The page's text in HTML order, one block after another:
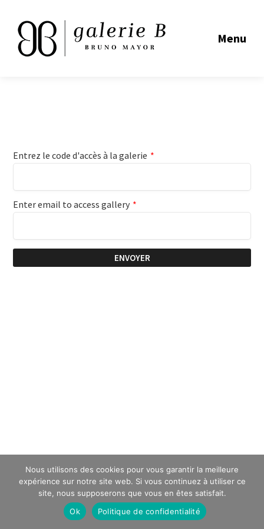
Menu
Entrez le code d'accès à la galerie *
Enter email to access gallery *
ENVOYER
Nous utilisons des cookies pour vous garantir la meilleure
expérience sur notre site web. Si vous continuez à utiliser ce
site, nous supposerons que vous en êtes satisfait.
Ok
Politique de confidentialité